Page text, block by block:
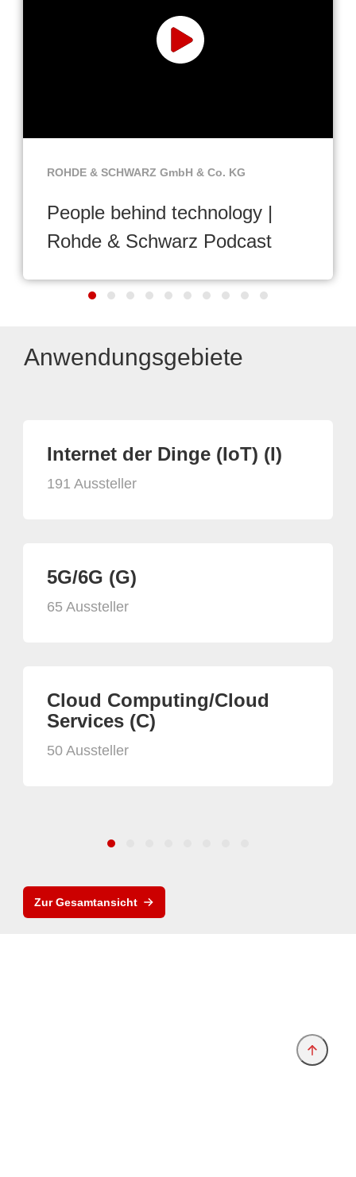
ROHDE & SCHWARZ GmbH & Co. KG
People behind technology |
Rohde & Schwarz Podcast
Anwendungsgebiete
Internet der Dinge (IoT) (I)
191 Aussteller
5G/6G (G)
65 Aussteller
Cloud Computing/Cloud
Services (C)
50 Aussteller
Zur Gesamtansicht